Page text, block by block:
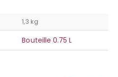
1,3 kg
Bouteille 0.75 L